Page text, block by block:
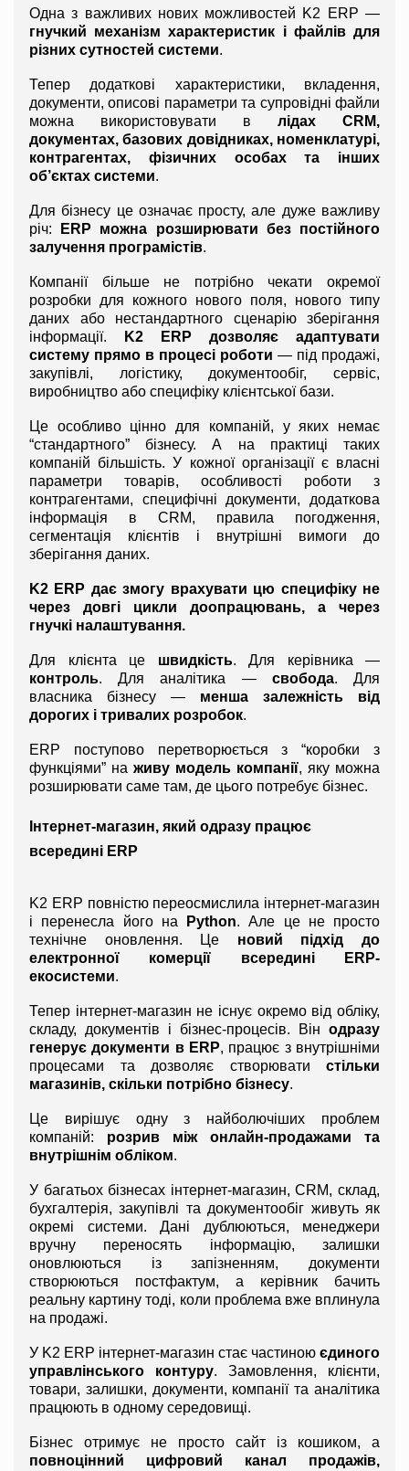
гнучкий механізм характеристик і файлів для
різних сутностей системи.
Тепер додаткові характеристики, вкладення,
документи, описові параметри та супровідні файли
можна використовувати в лідах CRM,
документах, базових довідниках, номенклатурі,
контрагентах, фізичних особах та інших
об’єктах системи.
Для бізнесу це означає просту, але дуже важливу
річ:
ERP можна розширювати без постійного
залучення програмістів.
Компанії більше не потрібно чекати окремої
розробки для кожного нового поля, нового типу
даних або нестандартного сценарію зберігання
інформації.
K2 ERP дозволяє адаптувати
систему прямо в процесі роботи — під продажі,
закупівлі, логістику, документообіг, сервіс,
виробництво або специфіку клієнтської бази.
Це особливо цінно для компаній, у яких немає
“стандартного” бізнесу. А на практиці таких
компаній більшість. У кожної організації є власні
параметри товарів, особливості роботи з
контрагентами, специфічні документи, додаткова
інформація в CRM, правила погодження,
сегментація клієнтів і внутрішні вимоги до
зберігання даних.
K2 ERP дає змогу врахувати цю специфіку не
через довгі цикли доопрацювань, а через
гнучкі налаштування.
Для клієнта це швидкість
контроль. Для аналітика — свобода. Для
власника бізнесу — менша залежність від
дорогих і тривалих розробок.
ERP поступово перетворюється з “коробки з
функціями” на живу модель компанії, яку можна
розширювати саме там, де цього потребує бізнес.
Інтернет-магазин, який одразу працює
всередині ERP
K2 ERP повністю переосмислила інтернет-магазин
і перенесла його на
Python. Але це не просто
технічне оновлення. Це новий підхід до
електронної комерції всередині ERP-
екосистеми.
Тепер інтернет-магазин не існує окремо від обліку,
складу, документів і бізнес-процесів. Він одразу
генерує документи в ERP, працює з внутрішніми
процесами та дозволяє створювати стільки
магазинів, скільки потрібно бізнесу.
Це вирішує одну з найболючіших проблем
компаній: розрив між онлайн-продажами та
внутрішнім обліком.
У багатьох бізнесах інтернет-магазин, CRM, склад,
бухгалтерія, закупівлі та документообіг живуть як
окремі системи. Дані дублюються, менеджери
вручну переносять інформацію, залишки
оновлюються із запізненням, документи
створюються постфактум, а керівник бачить
реальну картину тоді, коли проблема вже вплинула
на продажі.
У K2 ERP інтернет-магазин стає частиною єдиного
управлінського контуру. Замовлення, клієнти,
товари, залишки, документи, компанії та аналітика
працюють в одному середовищі.
повноцінний цифровий канал продажів,